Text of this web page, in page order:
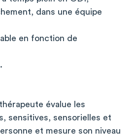
dans une équipe
en fonction de
évalue les
sensitives, sensorielles et
et mesure son niveau